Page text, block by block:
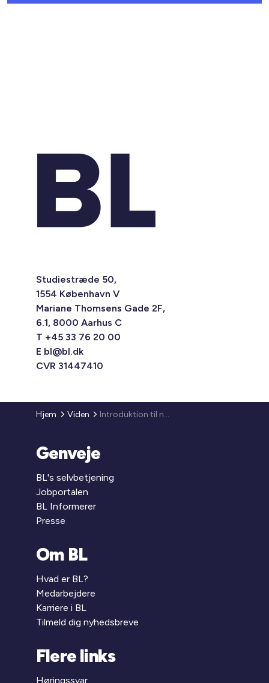
Studiestræde 50,
1554 København V
Mariane Thomsens Gade 2F,
6.1, 8000 Aarhus C
T +45 33 76 20 00
E bl@bl.dk
CVR 31447410
Hjem Viden Introduktion til nye bestyrelsesmedlemmer
Genveje
BL's selvbetjening
Jobportalen
BL Informerer
Presse
Om BL
Hvad er BL?
Medarbejdere
Karriere i BL
Tilmeld dig nyhedsbreve
Flere links
Høringssvar